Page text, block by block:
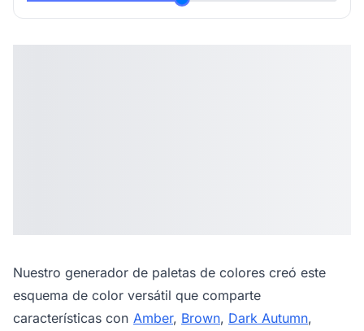
Nuestro generador de paletas de colores creó este
esquema de color versátil que comparte
características con Amber, Brown, Dark Autumn,